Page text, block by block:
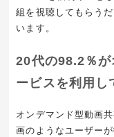
組を視聴してもらう
います。
20代の98.2％が
ービスを利用し
オンデマンド型動画
画のようなユーザー